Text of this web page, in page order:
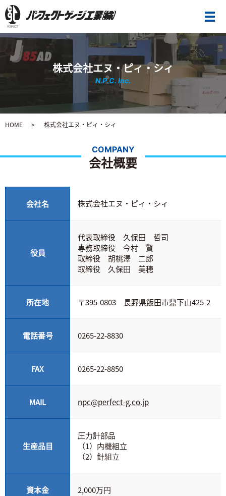
メ
株式会社エヌ・ピィ・シィ
N.P.C. Inc.
HOME 株式会社エヌ・ピィ・シィ
COMPANY
会社概要
会社名 株式会社エヌ・ピィ・シィ
役員
代表取締役 久保田 哲司
専務取締役 今村 賢
取締役 胡桃澤 二郎
取締役 久保田 美穂
所在地 〒395-0803 長野県飯田市鼎下山425-2
電話番号 0265-22-8830
FAX 0265-22-8850
MAIL npc@perfect-g.co.jp
生産品目
圧力計部品
（1）内機組立
（2）針組立
資本金 2,000万円